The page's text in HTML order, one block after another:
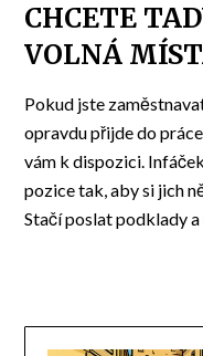
CHCETE
VOLNÁ
Pokud jste
opravdu přijde do
vám k dispozici.
pozice tak, aby si jich
Stačí poslat podklady